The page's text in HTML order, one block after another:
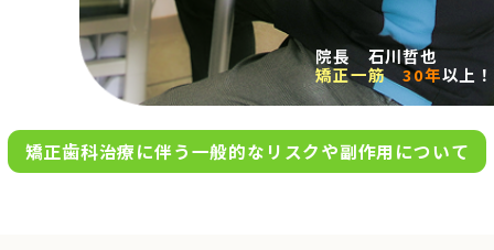
アクセス
お問い合わせ
完全
0120-695-578
院長 石川哲也
矯正一筋
30年以上！
矯正歯科治療に伴う一般的なリスクや副作用について